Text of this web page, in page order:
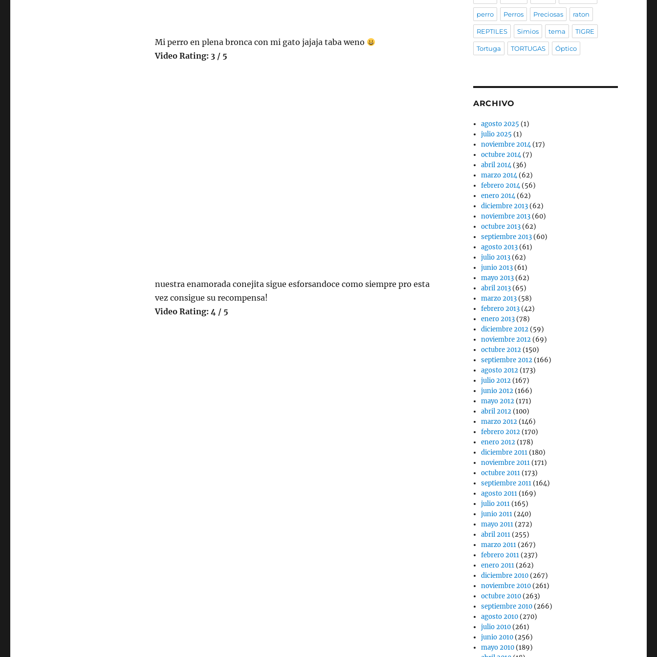
Mi perro en plena bronca con mi gato jajaja taba weno
Video Rating: 3 / 5
nuestra enamorada conejita sigue esforsandoce como siempre pro esta
vez consigue su recompensa!
Video Rating: 4 / 5
perro Perros Preciosas raton
REPTILES Simios tema TIGRE
Tortuga TORTUGAS Óptico
ARCHIVO
agosto 2025 (1)
julio 2025 (1)
noviembre 2014(17)
octubre 2014(7)
abril 2014(36)
marzo 2014(62)
febrero 2014(56)
enero 2014(62)
diciembre 2013 (62)
noviembre 2013 (60)
octubre 2013 (62)
septiembre 2013 (60)
agosto 2013 (61)
julio 2013 (62)
junio 2013 (61)
mayo 2013 (62)
abril 2013 (65)
marzo 2013 (58)
febrero 2013 (42)
enero 2013 (78)
diciembre 2012 (59)
noviembre 2012 (69)
octubre 2012 (150)
septiembre 2012 (166)
agosto 2012 (173)
julio 2012 (167)
junio 2012 (166)
mayo 2012 (171)
abril 2012 (100)
marzo 2012 (146)
febrero 2012 (170)
enero 2012 (178)
diciembre 2011 (180)
noviembre 2011 (171)
octubre 2011 (173)
septiembre 2011 (164)
agosto 2011 (169)
julio 2011 (165)
junio 2011 (240)
mayo 2011 (272)
abril 2011 (255)
marzo 2011 (267)
febrero 2011 (237)
enero 2011 (262)
diciembre 2010 (267)
noviembre 2010 (261)
octubre 2010 (263)
septiembre 2010 (266)
agosto 2010 (270)
julio 2010 (261)
junio 2010 (256)
mayo 2010 (189)